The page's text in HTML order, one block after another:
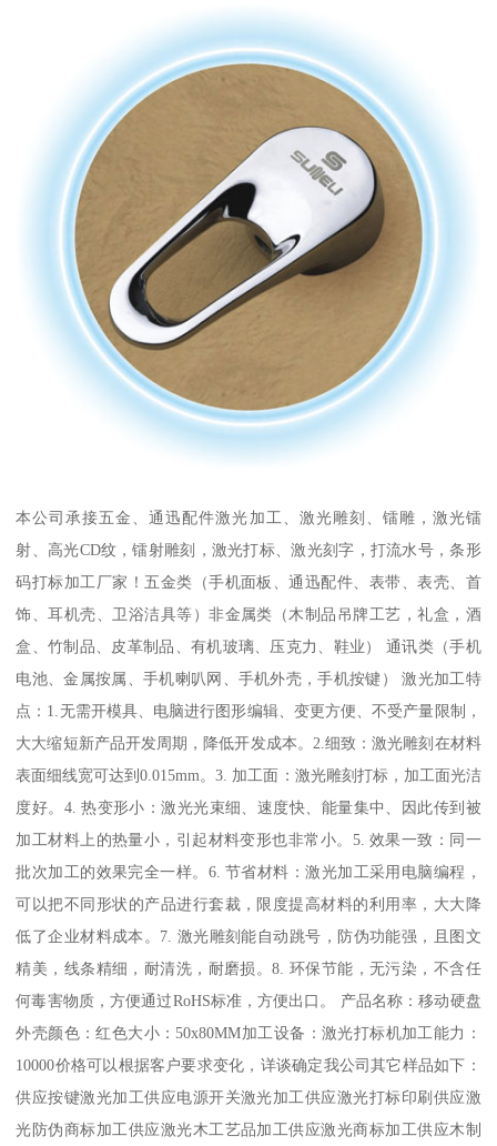
本公司承接五金、通迅配件激光加工、激光雕刻、镭雕，激光镭
射、高光CD纹，镭射雕刻，激光打标、激光刻字，打流水号，条形
码打标加工厂家！五金类（手机面板、通迅配件、表带、表壳、首
饰、耳机壳、卫浴洁具等）非金属类（木制品吊牌工艺，礼盒，酒
盒、竹制品、皮革制品、有机玻璃、压克力、鞋业） 通讯类（手机
电池、金属按属、手机喇叭网、手机外壳，手机按键） 激光加工特
点：1.无需开模具、电脑进行图形编辑、变更方便、不受产量限制，
大大缩短新产品开发周期，降低开发成本。2.细致：激光雕刻在材料
表面细线宽可达到0.015mm。3. 加工面：激光雕刻打标，加工面光洁
度好。4. 热变形小：激光光束细、速度快、能量集中、因此传到被
加工材料上的热量小，引起材料变形也非常小。5. 效果一致：同一
批次加工的效果完全一样。6. 节省材料：激光加工采用电脑编程，
可以把不同形状的产品进行套裁，限度提高材料的利用率，大大降
低了企业材料成本。7. 激光雕刻能自动跳号，防伪功能强，且图文
精美，线条精细，耐清洗，耐磨损。8. 环保节能，无污染，不含任
何毒害物质，方便通过RoHS标准，方便出口。 产品名称：移动硬盘
外壳颜色：红色大小：50x80MM加工设备：激光打标机加工能力：
10000价格可以根据客户要求变化，详谈确定我公司其它样品如下：
供应按键激光加工供应电源开关激光加工供应激光打标印刷供应激
光防伪商标加工供应激光木工艺品加工供应激光商标加工供应木制